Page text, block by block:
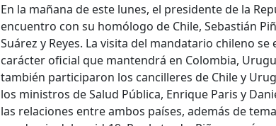
En la mañana de este lunes, el presidente de la
encuentro con su homólogo de Chile, Sebastián
Suárez y Reyes. La visita del mandatario chileno
carácter oficial que mantendrá en Colombia,
también participaron los cancilleres de Chile y
los ministros de Salud Pública, Enrique Paris y
las relaciones entre ambos países, además de